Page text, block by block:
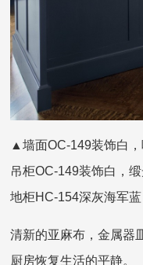
▲墙面OC-149装饰白，
吊柜OC-149装饰白，缎
地柜HC-154深灰海军蓝
清新的亚麻布，金属器
厨房恢复生活的平静。